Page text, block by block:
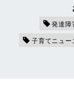
発達障
子育てニュー